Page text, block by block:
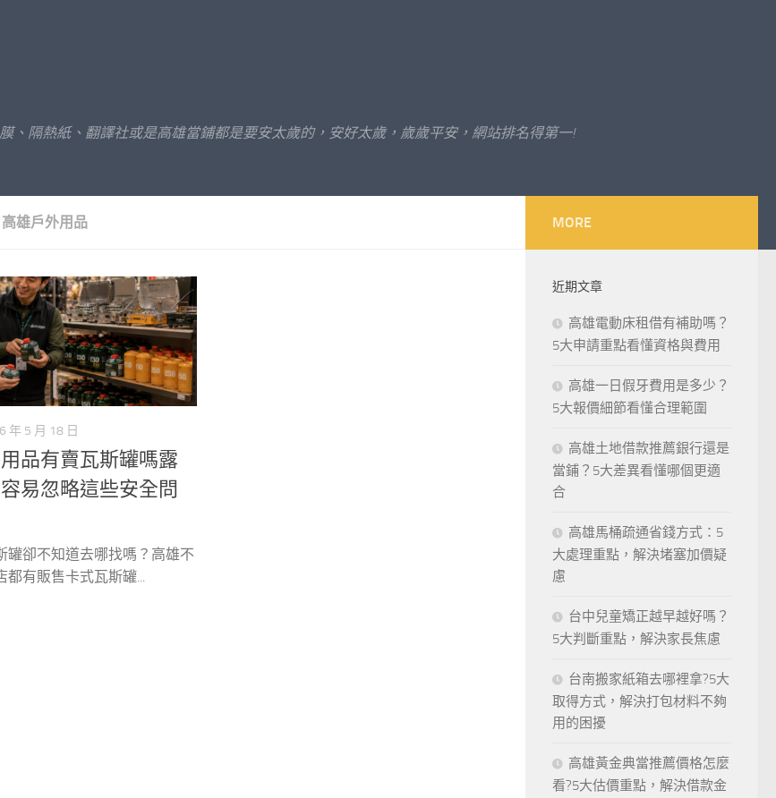
、隔熱紙、翻譯社或是高雄當鋪都是要安太歲的，安好太歲，歲歲平安，網站排名得第一!
高雄戶外用品
年 5 月 18 日
品有賣瓦斯罐嗎露
易忽略這些安全問
罐卻不知道去哪找嗎？高雄不
都有販售卡式瓦斯罐...
MORE
近期文章
高雄電動床租借有補助嗎？
5大申請重點看懂資格與費用
高雄一日假牙費用是多少？
5大報價細節看懂合理範圍
高雄土地借款推薦銀行還是
當鋪？5大差異看懂哪個更適
合
高雄馬桶疏通省錢方式：5
大處理重點，解決堵塞加價疑
慮
台中兒童矯正越早越好嗎？
5大判斷重點，解決家長焦慮
台南搬家紙箱去哪裡拿?5大
取得方式，解決打包材料不夠
用的困擾
高雄黃金典當推薦價格怎麼
看?5大估價重點，解決借款金